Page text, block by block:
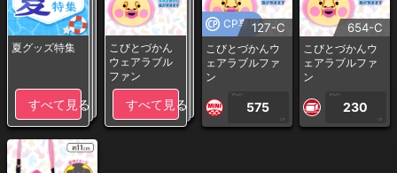
夏グッズ特集
すべて見る
こびとづかん
ウェアラブル
ファン
すべて見る
CP専用127-C
こびとづかんウ
ェアラブルファ
ン
1PLAY
575
CP
654-C
こびとづかんウ
ェアラブルファ
ン
1PLAY
230
CP